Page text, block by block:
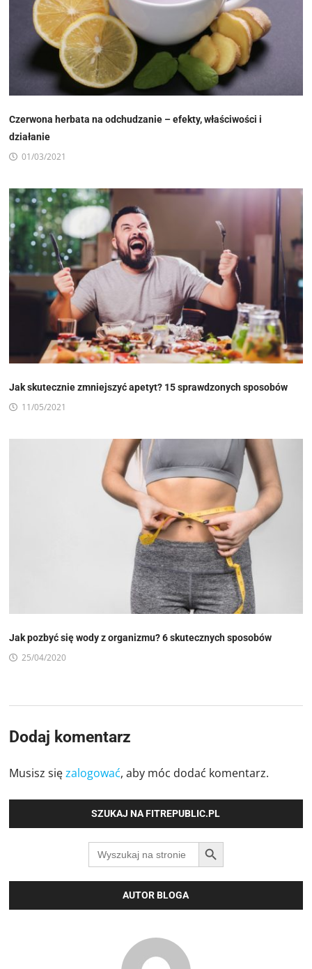
Czerwona herbata na odchudzanie – efekty, właściwości i
działanie
01/03/2021
Jak skutecznie zmniejszyć apetyt? 15 sprawdzonych sposobów
11/05/2021
Jak pozbyć się wody z organizmu? 6 skutecznych sposobów
25/04/2020
Dodaj komentarz
Musisz sięzalogować, aby móc dodać komentarz.
SZUKAJ NA FITREPUBLIC.PL
Search
for:
SEARCH BUTTON
AUTOR BLOGA